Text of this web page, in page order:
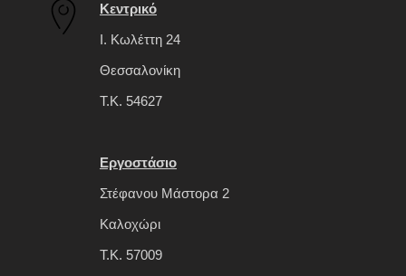
Κεντρικό
Ι. Κωλέττη 24
Θεσσαλονίκη
Τ.Κ. 54627
Εργοστάσιο
Στέφανου Μάστορα 2
Καλοχώρι
Τ.Κ. 57009